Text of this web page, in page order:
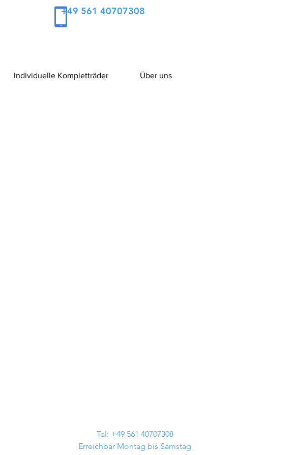
+49 561 40707308
Individuelle Kompletträder Über uns
Tel: +49 561 40707308
Erreichbar Montag bis Samstag